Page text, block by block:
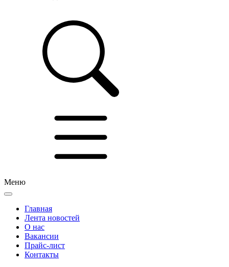
Меню
Главная
Лента новостей
О нас
Вакансии
Прайс-лист
Контакты